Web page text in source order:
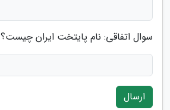
سوال اتفاقی: نام پایتخت ایران چیست؟
ارسال